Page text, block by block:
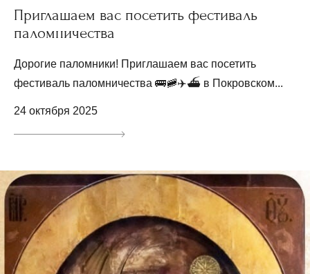
Приглашаем вас посетить фестиваль
паломничества
Дорогие паломники! Приглашаем вас посетить
фестиваль паломничества 🚌🚞✈️⛴️ в Покровском...
24 октября 2025